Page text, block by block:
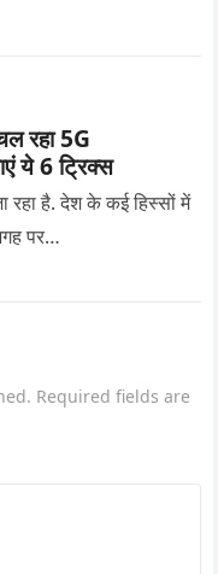
रहा 5G
ये 6 ट्रिक्स
रहा है. देश के कई हिस्सों में
पर…
Required fields are